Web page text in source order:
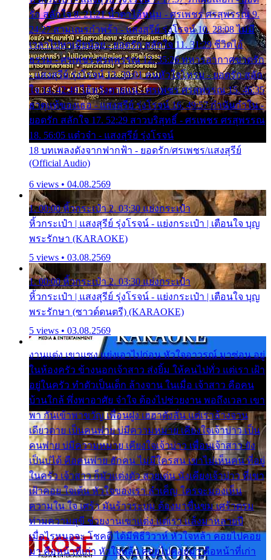
รัก สลักใจ 8. 21:21 น้ำตาไอ้หนุ่ม - ศรเพชร ศรสุพรรณ 9.
24:27 สามเณรกำพร้า - แสงสุรีย์ รุ่งโรจน์ 10. 28:08 ไม่มี
เวลาไปหาเมียน้อย - ยอดรัก สลักใจ 11. 31:29 ชีวิตไอ้
ธรรม - ศรเพชร ศรสุพรรณ 12. 35:26 ทหารอากาศขาดรัก
- แสงสุรีย์ รุ่งโรจน์ 13. 39:01 คนหัวใจโทรม - ยอดรัก สลัก
ใจ 14. 42:49 ไอ้หวังตายแน่ - ศรเพชร ศรสุพรรณ 15. 46:35
ธาตุแท้ของเธอ - แสงสุรีย์ รุ่งโรจน์ 16. 49:57 กำนันกำใน -
ยอดรัก สลักใจ 17. 52:29 สาวบริสุทธิ์ - ศรเพชร ศรสุพรรณ
18. 56:05 แต๋วจ๋า - แสงสุรีย์ รุ่งโรจน์
18 บทเพลงดังจากฟากฟ้า - ยอดรัก/ศรเพชร/แสงสุรีย์
(Official Audio)
6 views • 04.08.2569
1. 00:00 หิ้วกระเป๋า 2. 03:30 แย่งกระเป๋า
หิ้วกระเป๋า | แสงสุรีย์ รุ่งโรจน์ - แย่งกระเป๋า | เตือนใจ บุญ
พระรักษา (KARAOKE)
5 views • 03.08.2569
1. 00:00 หิ้วกระเป๋า 2. 03:30 แย่งกระเป๋า
หิ้วกระเป๋า | แสงสุรีย์ รุ่งโรจน์ - แย่งกระเป๋า | เตือนใจ บุญ
พระรักษา (ซาวด์ดนตรี) (KARAOKE)
5 views • 03.08.2569
งานแต่ง เขาแซง แย่งเอาไปก่อน หัวใจอาวรณ์ มาซ่อน อยู่
ในห้องครัว ข้างนอกเจ้าสาว ส่งยิ้ม ให้คนไปทั่ว แต่เรา เฝ้า
อยู่ในครัว ทำตัวเป็นเด็ก ล้างจาน ในเมื่อ เจ้าสาว คือคน
บ้านใกล้ พึ่งพาอาศัย จำใจ ต้องไปช่วยงาน พอถึงเวลา เขา
พา กันเข้าพาขวัญ เพื่อนฝูง เฮฮาดังลั่น แต่เราล้างจาน
เดียวดาย เป็นคนพ่าย บ่มีความหมาย เคียงใจเจ้าบ่าว เป็น
คนพ่าย บ่มีความหมาย เคียงใจเจ้าบ่าว เพื่อนเจ้าสาว ยัง
เป็นบ่ได้ คือคนพ่าย ฮักคน ไม่มีใครสน เขาไม่เห็นคน ที่อยู่
ในครัว เจ้าสาว ก็มัวแต่งตัว สวยเด่น นั่งเคียงเจ้าบ่าว ที่เขา
เฝ้าคอย ใจเต้น หัวใจของเรา ลำเค็ญ ใครจะมองเห็น
ความใน ใจ เศร้า มันร้าวระบม ต้องมาขื่นขม เศร้าตรม
ท่ามความสุขี ช่วยงานเขาแต่ง แต่เรา แล้งมาหลายปี
เมื่อไรหนอจะ โชคดี ได้มีพิธีวิวาห์ หัวใจหล้า คอยไปคอย
มา คือหน้าที่เก่า หัวใจหล้า คอยไปคอยมา คือหน้าที่เก่า